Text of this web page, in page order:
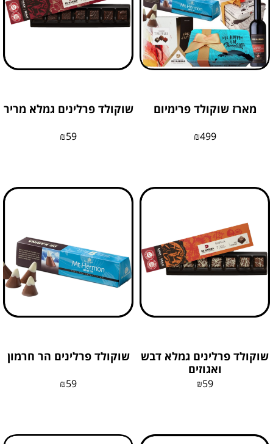
מארז שוקולד פרימיום
₪499
שוקולד פרלינים גמלא מריר
₪59
שוקולד פרלינים גמלא דבש
ואגוזים
₪59
שוקולד פרלינים הר חרמון
₪59